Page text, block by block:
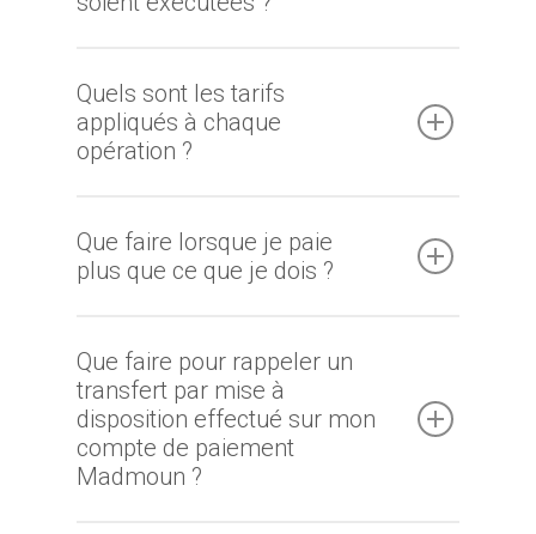
Quels sont les tarifs
appliqués à chaque
opération ?
Que faire lorsque je paie
plus que ce que je dois ?
Que faire pour rappeler un
transfert par mise à
disposition effectué sur mon
compte de paiement
Madmoun ?